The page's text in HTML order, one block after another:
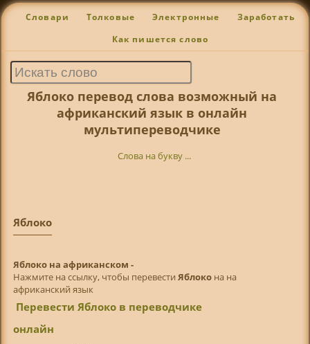
Словари Толковые Электронные Заработать
Как пишется слово
Яблоко перевод слова возможный на
африканский язык в онлайн
мультипереводчике
Слова на букву ...
Яблоко
Яблоко на африканском -
Нажмите на ссылку, чтобы перевести Яблокона на
африканский язык
Перевести Яблоко в переводчике
онлайн